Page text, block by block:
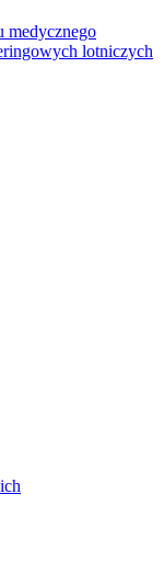
medycznego
lotniczych